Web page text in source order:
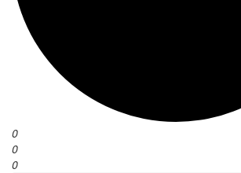
0
0
0